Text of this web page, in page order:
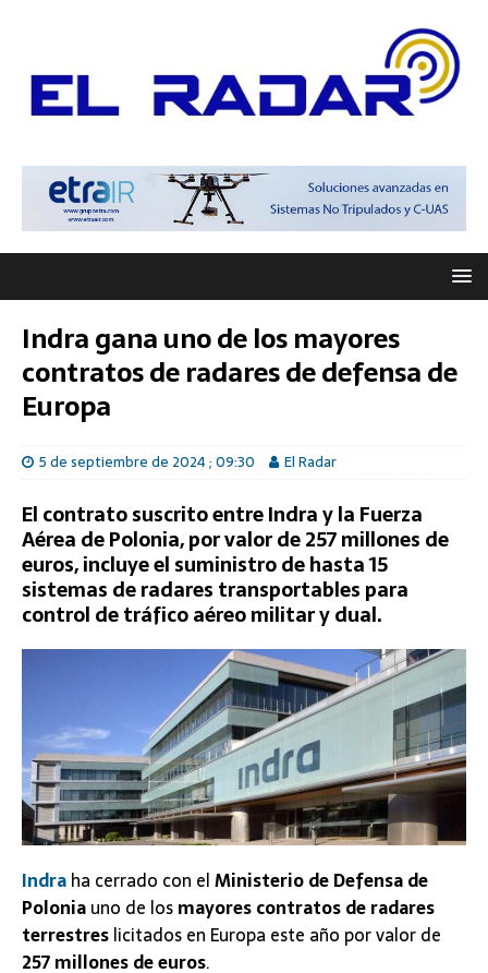
Indra gana uno de los mayores
contratos de radares de defensa de
Europa
5 de septiembre de 2024 ; 09:30 El Radar
El contrato suscrito entre Indra y la Fuerza
Aérea de Polonia, por valor de 257 millones de
euros, incluye el suministro de hasta 15
sistemas de radares transportables para
control de tráfico aéreo militar y dual.
Indraha cerrado con elMinisterio de Defensa de
Poloniauno de losmayores contratos de radares
terrestreslicitados en Europa este año por valor de
257 millones de euros.